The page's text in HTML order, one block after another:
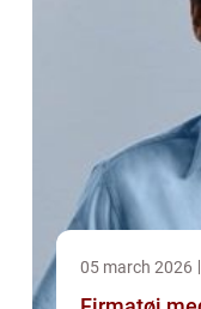
05 march 2026